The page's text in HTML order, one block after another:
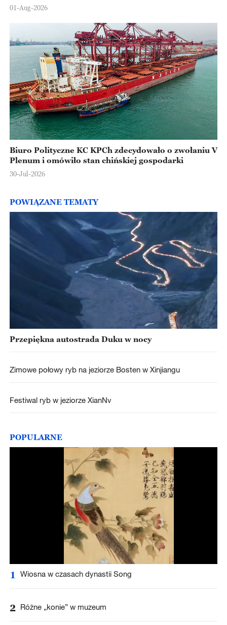
Europejskiej
01-Aug-2026
Biuro Polityczne KC KPCh zdecydowało o zwołaniu V
Plenum i omówiło stan chińskiej gospodarki
30-Jul-2026
POWIĄZANE TEMATY
Przepiękna autostrada Duku w nocy
Zimowe połowy ryb na jeziorze Bosten w Xinjiangu
Festiwal ryb w jeziorze XianNv
POPULARNE
1 Wiosna w czasach dynastii Song
2 Różne „konie” w muzeum